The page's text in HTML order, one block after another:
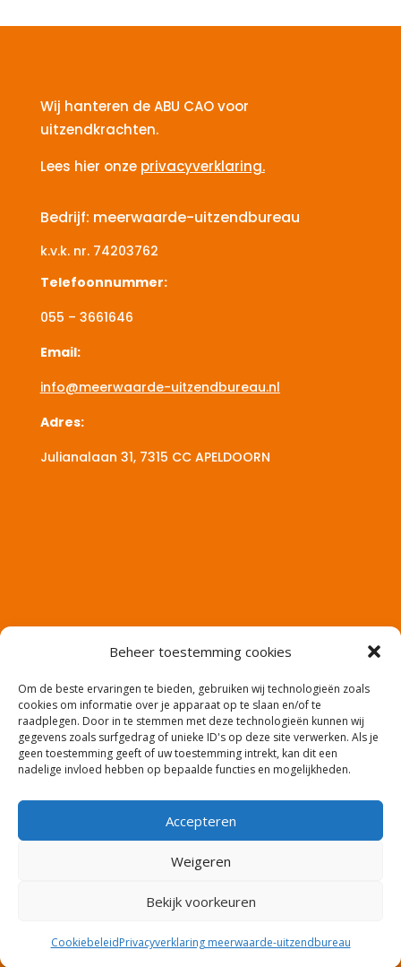
Beheer toestemming cookies
Om de beste ervaringen te bieden, gebruiken wij technologieën zoals
cookies om informatie over je apparaat op te slaan en/of te
raadplegen. Door in te stemmen met deze technologieën kunnen wij
gegevens zoals surfgedrag of unieke ID's op deze site verwerken. Als je
geen toestemming geeft of uw toestemming intrekt, kan dit een
nadelige invloed hebben op bepaalde functies en mogelijkheden.
Accepteren
Weigeren
Bekijk voorkeuren
CookiebeleidPrivacyverklaring meerwaarde-uitzendbureau
Wij hanteren de ABU CAO voor
uitzendkrachten.
Lees hier onze privacyverklaring.
Bedrijf: meerwaarde-uitzendbureau
k.v.k. nr.74203762
Telefoonnummer:
055 – 3661646
Email:
info@meerwaarde-uitzendbureau.nl
Adres:
Julianalaan 31, 7315 CCAPELDOORN
Website en productie: Co2media.nl – Copyright:
meerwaarde-uitzendbureau